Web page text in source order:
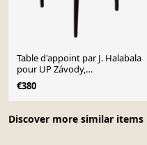
Discover more similar items
Table d'appoint par J. Halabala
pour UP Závody,
Tchécoslovaquie, années 1940
€380